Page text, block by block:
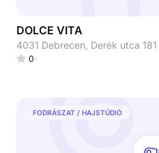
DOLCE VITA
4031 Debrecen, Derék utca 181
0
FODRÁSZAT / HAJSTÚDIÓ